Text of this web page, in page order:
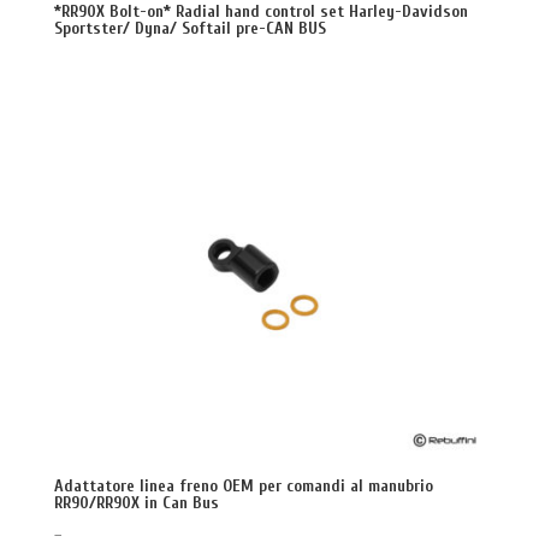
*RR90X Bolt-on* Radial hand control set Harley-Davidson
Sportster/ Dyna/ Softail pre-CAN BUS
Adattatore linea freno OEM per comandi al manubrio
RR90/RR90X in Can Bus
–